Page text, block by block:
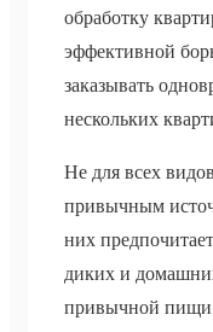
обработку
эффективной
заказывать
нескольких
Не для всех
привычным
них
диких и
привычной пищи